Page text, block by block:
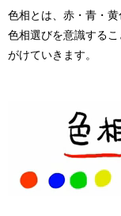
色相とは、赤・青・黄
色相選びを意識する
がけていきます。